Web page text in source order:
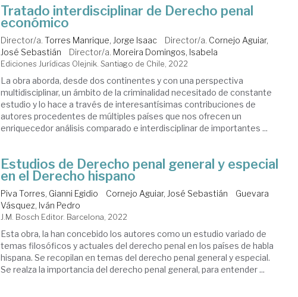
Tratado interdisciplinar de Derecho penal
económico
Director/a.Torres Manrique, Jorge Isaac Director/a. Cornejo Aguiar,
José Sebastián
Director/a. Moreira Domingos, Isabela
Ediciones Jurídicas Olejnik. Santiago de Chile, 2022
La obra aborda, desde dos continentes y con una perspectiva
multidisciplinar, un ámbito de la criminalidad necesitado de constante
estudio y lo hace a través de interesantísimas contribuciones de
autores procedentes de múltiples países que nos ofrecen un
enriquecedor análisis comparado e interdisciplinar de importantes ...
Estudios de Derecho penal general y especial
en el Derecho hispano
Piva Torres, Gianni Egidio Cornejo Aguiar, José Sebastián
Guevara
Vásquez, Iván Pedro
J.M. Bosch Editor. Barcelona, 2022
Esta obra, la han concebido los autores como un estudio variado de
temas filosóficos y actuales del derecho penal en los países de habla
hispana. Se recopilan en temas del derecho penal general y especial.
Se realza la importancia del derecho penal general, para entender ...